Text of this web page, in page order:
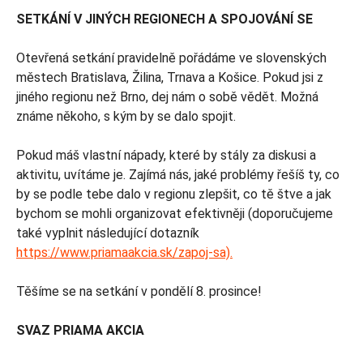
SETKÁNÍ V JINÝCH REGIONECH A SPOJOVÁNÍ SE
Otevřená setkání pravidelně pořádáme ve slovenských
městech Bratislava, Žilina, Trnava a Košice. Pokud jsi z
jiného regionu než Brno, dej nám o sobě vědět. Možná
známe někoho, s kým by se dalo spojit.
Pokud máš vlastní nápady, které by stály za diskusi a
aktivitu, uvítáme je. Zajímá nás, jaké problémy řešíš ty, co
by se podle tebe dalo v regionu zlepšit, co tě štve a jak
bychom se mohli organizovat efektivněji (doporučujeme
také vyplnit následující dotazník
https://www.priamaakcia.sk/zapoj-sa).
Těšíme se na setkání v pondělí 8. prosince!
SVAZ PRIAMA AKCIA